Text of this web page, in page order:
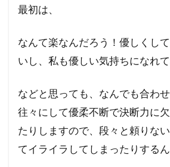
最初は、
なんて楽なんだろう！優しくし
いし、私も優しい気持ちになれ
などと思っても、なんでも合わ
往々にして優柔不断で決断力に
たりしますので、段々と頼りな
てイライラしてしまったりするん